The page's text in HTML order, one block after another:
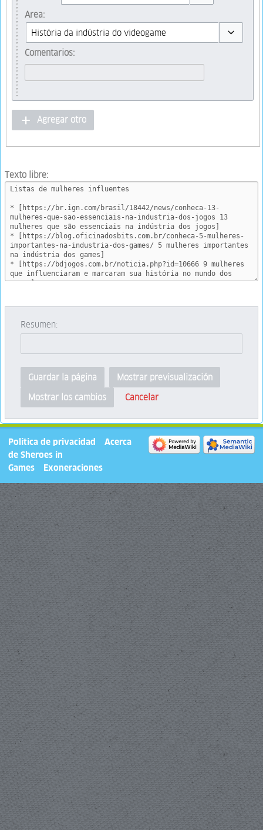
Area:
Comentarios:
Agregar otro
Texto libre:
Resumen:
Guardar la página
Mostrar previsualización
Mostrar los cambios
Cancelar
Política de privacidad
Acerca
de Sheroes in
Games
Exoneraciones